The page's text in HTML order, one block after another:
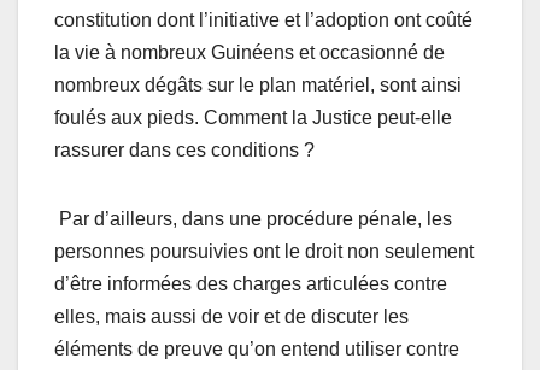
constitution dont l’initiative et l’adoption ont coûté
la vie à nombreux Guinéens et occasionné de
nombreux dégâts sur le plan matériel, sont ainsi
foulés aux pieds. Comment la Justice peut-elle
rassurer dans ces conditions ?
Par d’ailleurs, dans une procédure pénale, les
personnes poursuivies ont le droit non seulement
d’être informées des charges articulées contre
elles, mais aussi de voir et de discuter les
éléments de preuve qu’on entend utiliser contre